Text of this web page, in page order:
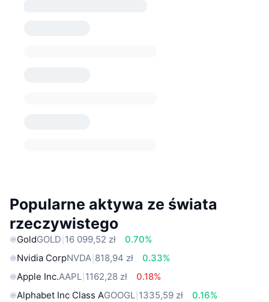
Popularne aktywa ze świata
rzeczywistego
GoldGOLD 16 099,52 zł
0.70%
Nvidia CorpNVDA 818,94 zł
0.33%
Apple Inc.AAPL 1162,28 zł
0.18%
Alphabet Inc Class AGOOGL 1335,59 zł
0.16%